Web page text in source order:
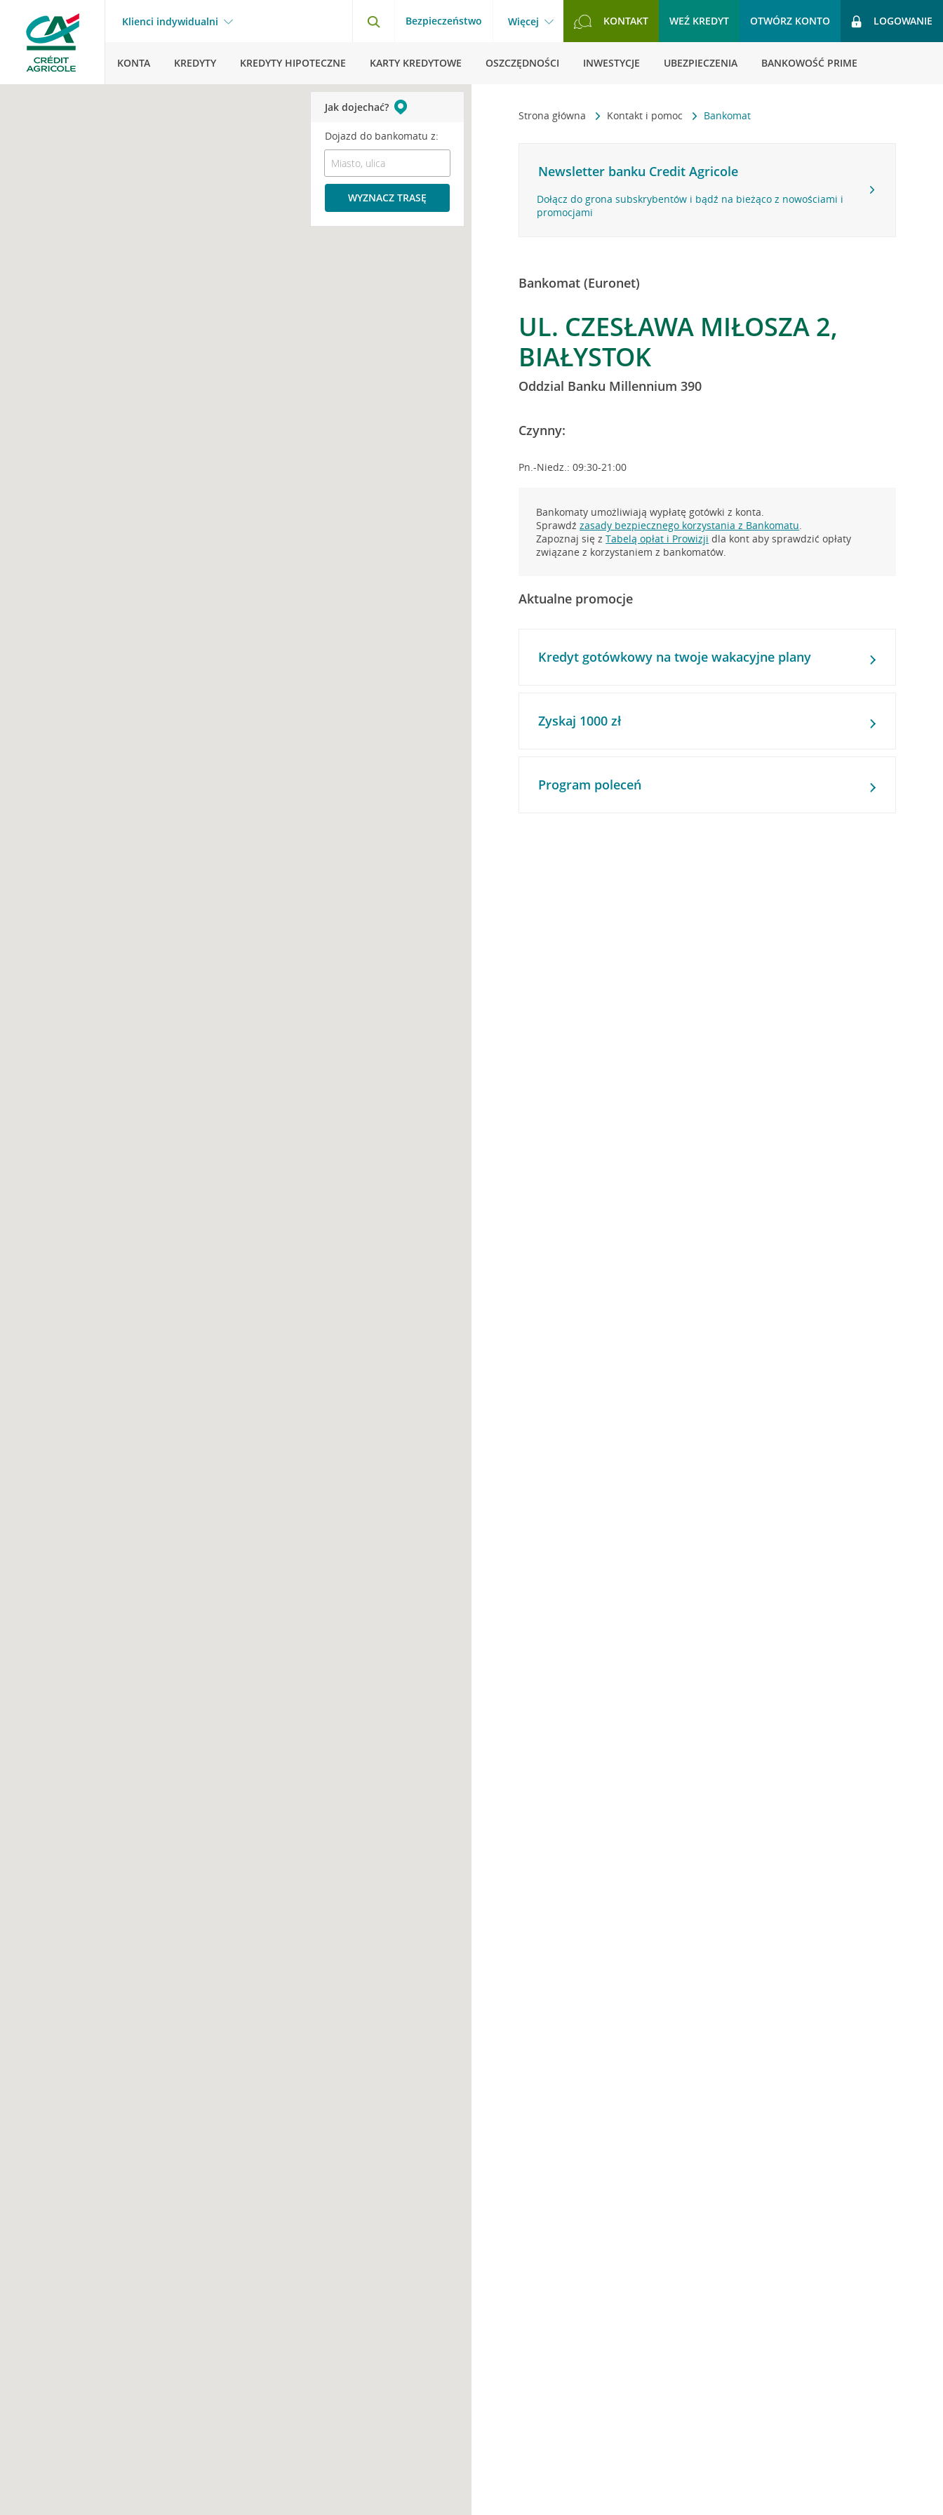
Klienci indywidualni Bezpieczeństwo Więcej KONTAKT WEŹ KREDYT OTWÓRZ KONTO LOGOWANIE
KONTA KREDYTY KREDYTY HIPOTECZNE KARTY KREDYTOWE OSZCZĘDNOŚCI INWESTYCJE UBEZPIECZENIA BANKOWOŚĆ PRIME
Strona główna Kontakt i pomoc Bankomat
Newsletter banku Credit Agricole
Dołącz do grona subskrybentów i bądź na bieżąco z nowościami i
promocjami
Bankomat (Euronet)
UL. CZESŁAWA MIŁOSZA 2,
BIAŁYSTOK
Oddzial Banku Millennium 390
Czynny:
Pn.-Niedz.: 09:30-21:00
Bankomaty umożliwiają wypłatę gotówki z konta.
Sprawdźzasady bezpiecznego korzystania z Bankomatu.
Zapoznaj się zTabelą opłat i Prowizji dla kont aby sprawdzić opłaty
związane z korzystaniem z bankomatów.
Aktualne promocje
Kredyt gotówkowy na twoje wakacyjne plany
Zyskaj 1000 zł
Program poleceń
Jak dojechać?
Dojazd do bankomatu z:
WYZNACZ TRASĘ